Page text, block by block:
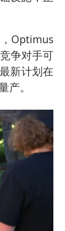
Optimus
争对手可
新计划在
。